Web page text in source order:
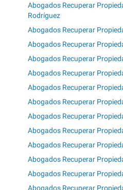
Abogados Recuperar
Rodríguez
Abogados Recuperar
Abogados Recuperar
Abogados Recuperar
Abogados Recuperar
Abogados Recuperar
Abogados Recuperar
Abogados Recuperar
Abogados Recuperar
Abogados Recuperar
Abogados Recuperar
Abogados Recuperar
Abogados Recuperar